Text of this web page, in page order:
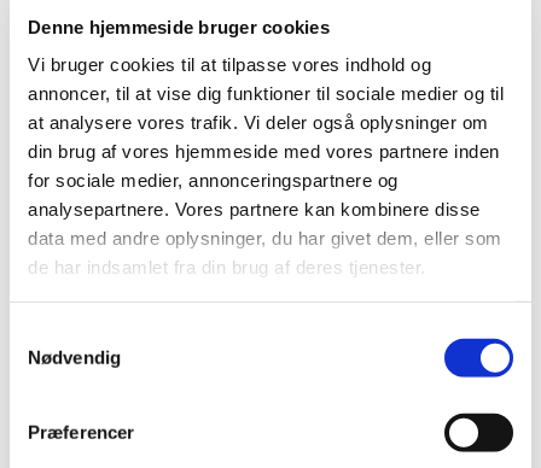
Denne hjemmeside bruger cookies
Vi bruger cookies til at tilpasse vores indhold og
annoncer, til at vise dig funktioner til sociale medier og til
at analysere vores trafik. Vi deler også oplysninger om
din brug af vores hjemmeside med vores partnere inden
for sociale medier, annonceringspartnere og
analysepartnere. Vores partnere kan kombinere disse
data med andre oplysninger, du har givet dem, eller som
de har indsamlet fra din brug af deres tjenester.
Nødvendig
Præferencer
Rold Kirke, Nysumvej 5, Rold, 9510 Arden
Præst Lars Östman